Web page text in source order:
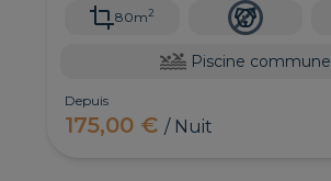
80m2
Piscine commune
Depuis
175,00 €/ Nuit